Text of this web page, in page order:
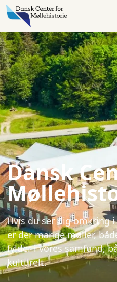
Dansk
Hvis du ser dig omkring
er der mange møller,
fylder i vores samfund,
kulturelt.